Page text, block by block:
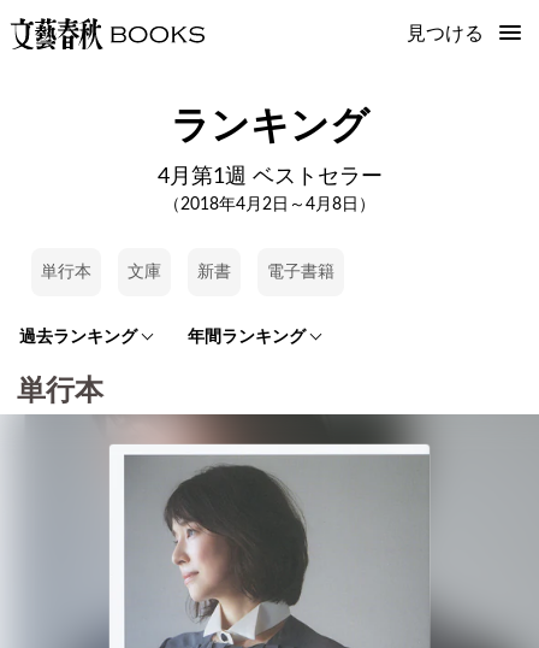
見つける
ランキング
4月第1週 ベストセラー
（2018年4月2日～4月8日）
単行本 文庫 新書 電子書籍
過去ランキング 年間ランキング
単行本